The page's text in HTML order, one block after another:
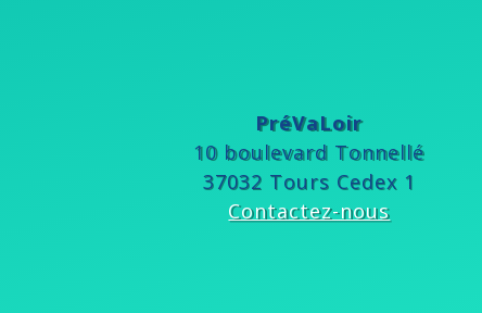
PréVaLoir
10 boulevard Tonnellé
37032 Tours Cedex 1
Contactez-nous